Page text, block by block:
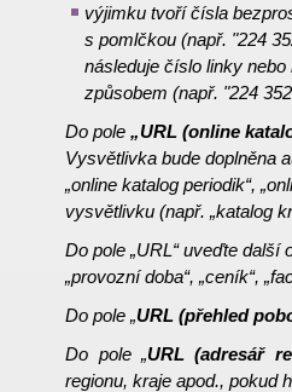
výjimku tvoří čísla
s pomlčkou (např. "224
následuje číslo linky
způsobem (např. "224
Do pole„URL (online
Vysvětlivka bude doplněna
„online katalog periodik“,
vysvětlivku (např. „katalog
Do pole „URL“ uveďte
„provozní doba“, „ceník“,
Do pole „URL (přehled
Do pole „URL (adresář
regionu, kraje apod., pokud